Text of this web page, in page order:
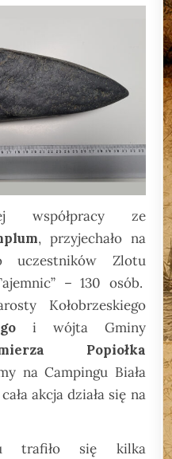
współpracy ze
, przyjechało na
uczestników Zlotu
– 130 osób.
Kołobrzeskiego
i wójta Gminy
Popiołka
na Campingu Biała
akcja działa się na
trafiło się kilka